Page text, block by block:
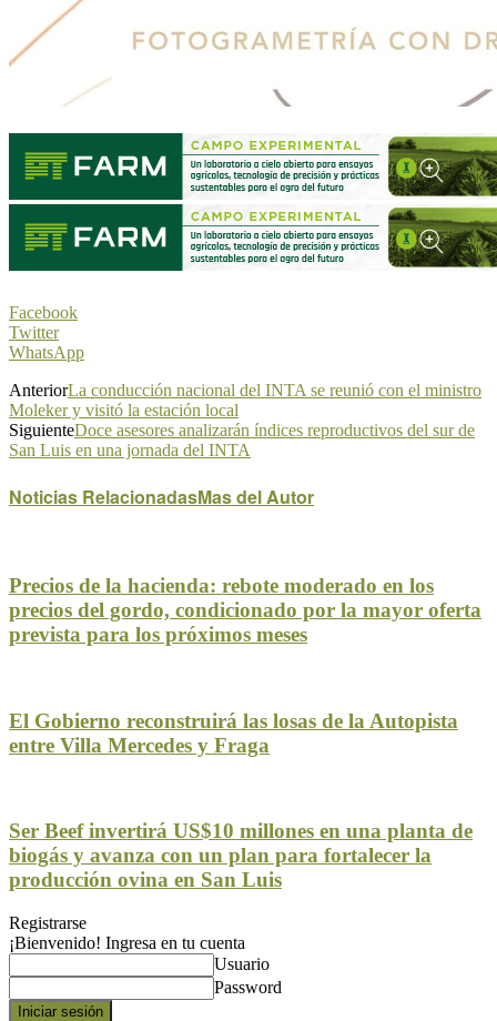
Facebook
Twitter
WhatsApp
AnteriorLa conducción nacional del INTA se reunió con el ministro
Moleker y visitó la estación local
SiguienteDoce asesores analizarán índices reproductivos del sur de
San Luis en una jornada del INTA
Noticias RelacionadasMas del Autor
Precios de la hacienda: rebote moderado en los
precios del gordo, condicionado por la mayor oferta
prevista para los próximos meses
El Gobierno reconstruirá las losas de la Autopista
entre Villa Mercedes y Fraga
Ser Beef invertirá US$10 millones en una planta de
biogás y avanza con un plan para fortalecer la
producción ovina en San Luis
Registrarse
¡Bienvenido! Ingresa en tu cuenta
Usuario
Password